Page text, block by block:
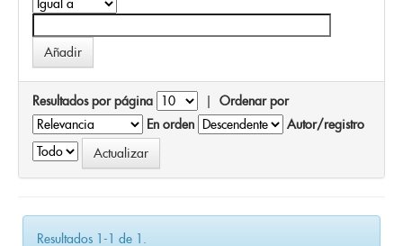
Resultados por página | Ordenar por
En orden
Autor/registro
Resultados 1-1 de 1.